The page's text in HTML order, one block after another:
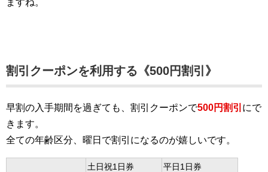
割引クーポンを利用する《500円割引》
早割の入手期間を過ぎても、割引クーポンで500円割引 にで
きます。
全ての年齢区分、曜日で割引になるのが嬉しいです。
土日祝1日券
平日1日券